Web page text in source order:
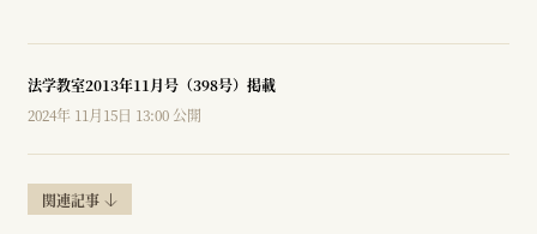
法学教室2013年11月号（398号）掲載
2024年 11月15日 13:00 公開
関連記事